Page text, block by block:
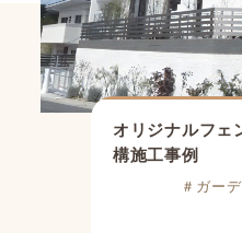
オリジナルフェ
構施工事例
＃ガー